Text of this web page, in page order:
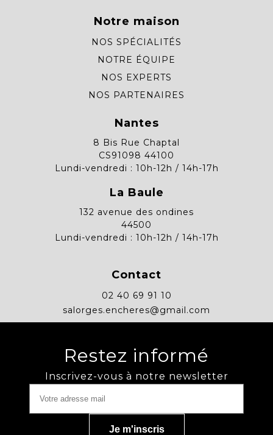
Notre maison
NOS SPÉCIALITÉS
NOTRE ÉQUIPE
NOS EXPERTS
NOS PARTENAIRES
Nantes
8 Bis Rue Chaptal
CS91098 44100
Lundi-vendredi : 10h-12h / 14h-17h
La Baule
132 avenue des ondines
44500
Lundi-vendredi : 10h-12h / 14h-17h
Contact
02 40 69 91 10
salorges.encheres@gmail.com
Restez informé
Inscrivez-vous à notre newsletter